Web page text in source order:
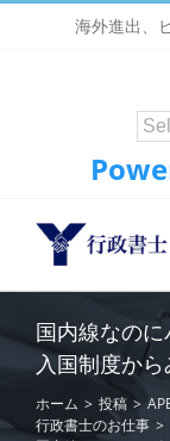
海外進出、
国内線なの
入国制度か
ホーム > 投稿 >
行政書士のお仕事 >